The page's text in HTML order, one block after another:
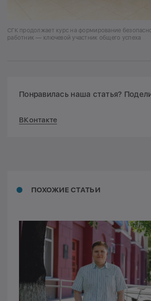
СГК продолжает курс на формирование
работник — ключевой участник общего успеха
Понравилась наша статья?
ВКонтакте
ПОХОЖИЕ СТАТЬИ